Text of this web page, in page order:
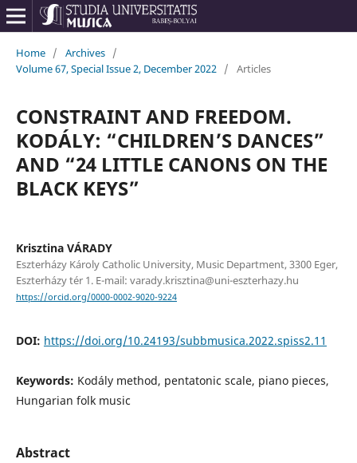
Home / Archives /
Volume 67, Special Issue 2, December 2022 / Articles
CONSTRAINT AND FREEDOM.
KODÁLY: “CHILDREN’S DANCES”
AND “24 LITTLE CANONS ON THE
BLACK KEYS”
Krisztina VÁRADY
Eszterházy Károly Catholic University, Music Department, 3300 Eger,
Eszterházy tér 1. E-mail: varady.krisztina@uni-eszterhazy.hu
https://orcid.org/0000-0002-9020-9224
DOI: https://doi.org/10.24193/subbmusica.2022.spiss2.11
Keywords: Kodály method, pentatonic scale, piano pieces,
Hungarian folk music
Abstract